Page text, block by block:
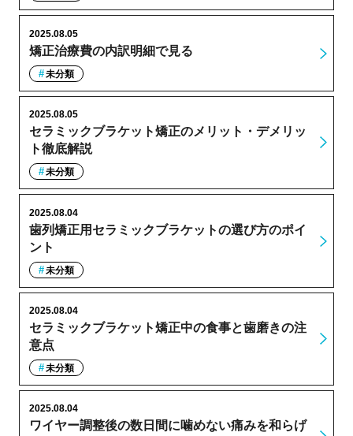
矯正治療費の内訳明細で見る
2025.08.05
未分類
セラミックブラケット矯正のメリット・デメリッ
ト徹底解説
2025.08.05
未分類
歯列矯正用セラミックブラケットの選び方のポイ
ント
2025.08.04
未分類
セラミックブラケット矯正中の食事と歯磨きの注
意点
2025.08.04
未分類
ワイヤー調整後の数日間に噛めない痛みを和らげ
2025.08.04